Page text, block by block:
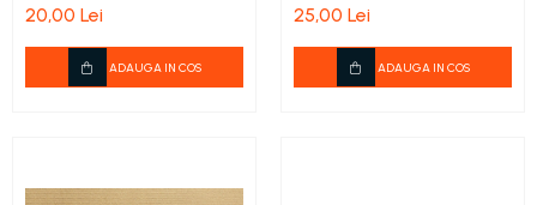
20,00 Lei
ADAUGA IN COS
25,00 Lei
ADAUGA IN COS